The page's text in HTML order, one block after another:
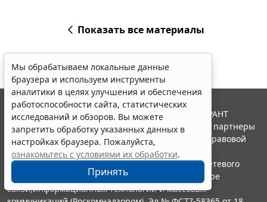
Показать все материалы
Мы обрабатываем локальные данные
браузера и используем инструменты
аналитики в целях улучшения и обеспечения
работоспособности сайта, статистических
исследований и обзоров. Вы можете
запретить обработку указанных данных в
настройках браузера. Пожалуйста,
ознакомьтесь с условиями их обработки.
Принять
© ООО "НПП "ГАРАНТ-СЕРВИС", 2026. Система ГАРАНТ
выпускается с 1990 года. Компания "Гарант" и ее партнеры
являются участниками Российской ассоциации правовой
информации ГАРАНТ.
Портал ГАРАНТ.РУ зарегистрирован в качестве сетевого
издания Федеральной службой по надзору в сфере
связи,информационных технологий и массовых